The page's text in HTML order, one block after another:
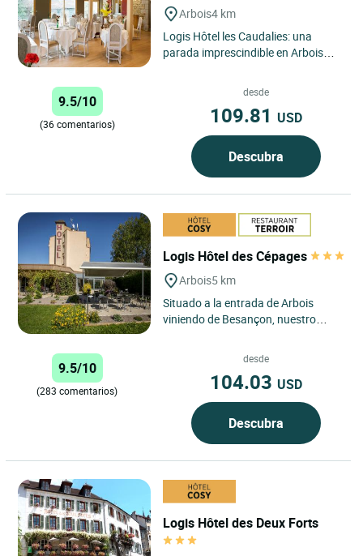
Arbois4 km
Logis Hôtel les Caudalies: una
parada imprescindible en Arbois
del Jura, el confort y los...
9.5/10
(36 comentarios)
desde
109.81 USD
Descubra
Logis Hôtel des Cépages
Arbois5 km
Situado a la entrada de Arbois
viniendo de Besançon, nuestro
habitaciones confortables y
9.5/10
(283 comentarios)
desde
104.03 USD
Descubra
Logis Hôtel des Deux Forts